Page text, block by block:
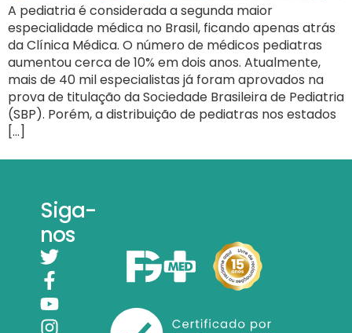
A pediatria é considerada a segunda maior
especialidade médica no Brasil, ficando apenas atrás
da Clínica Médica. O número de médicos pediatras
aumentou cerca de 10% em dois anos. Atualmente,
mais de 40 mil especialistas já foram aprovados na
prova de titulação da Sociedade Brasileira de Pediatria
(SBP). Porém, a distribuição de pediatras nos estados
[…]
Siga-
nos